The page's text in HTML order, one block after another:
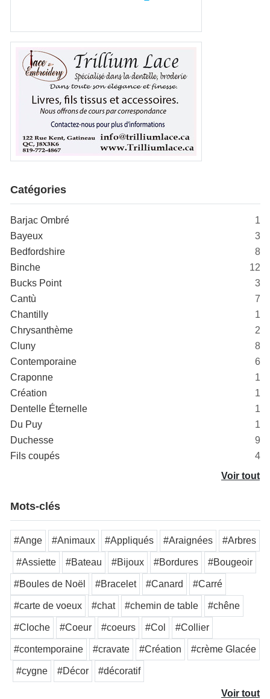
Catégories
Barjac Ombré
1
Bayeux
3
Bedfordshire
8
Binche
12
Bucks Point
3
Cantù
7
Chantilly
1
Chrysanthème
2
Cluny
8
Contemporaine
6
Craponne
1
Création
1
Dentelle Éternelle
1
Du Puy
1
Duchesse
9
Fils coupés
4
Voir tout
Mots-clés
#Ange #Animaux #Appliqués #Araignées #Arbres
#Assiette #Bateau #Bijoux #Bordures #Bougeoir
#Boules de Noël #Bracelet #Canard #Carré
#carte de voeux #chat #chemin de table #chêne
#Cloche #Coeur #coeurs #Col #Collier
#contemporaine #cravate #Création #crème Glacée
#cygne #Décor #décoratif
Voir tout